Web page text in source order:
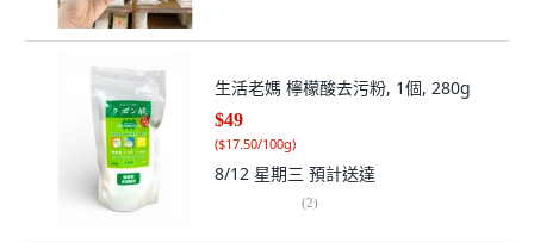
生活老媽 檸檬酸去污粉, 1個, 280g
$49
($17.50/100g)
8/12 星期三 預計送達
(2)